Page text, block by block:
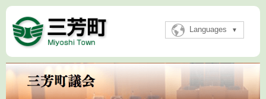
Languages